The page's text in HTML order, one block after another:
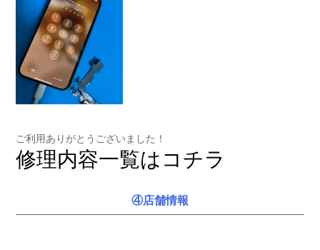
ご利用ありがとうございました！
修理内容一覧はコチラ
④店舗情報